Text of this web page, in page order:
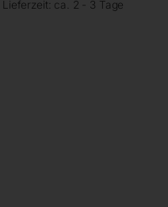
Lieferzeit: ca. 2 - 3 Tage